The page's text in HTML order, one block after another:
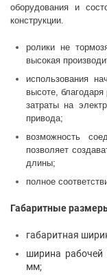
оборудования и
конструкции.
ролики не
высокая
использования
высоте,
затраты на
привода;
возможность
позволяет
длины;
полное
Габаритные
габаритная
ширина рабочей
мм;